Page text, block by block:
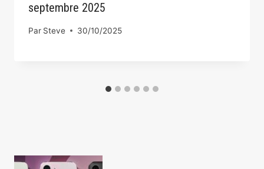
septembre 2025
Par Steve 30/10/2025